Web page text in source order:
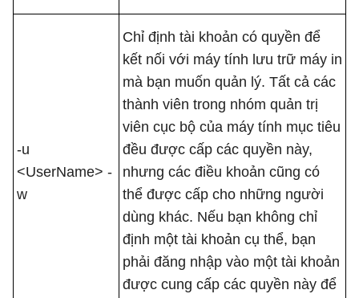
-u
<UserName> -
w
Chỉ định tài khoản có quyền để
kết nối với máy tính lưu trữ máy in
mà bạn muốn quản lý. Tất cả các
thành viên trong nhóm quản trị
viên cục bộ của máy tính mục tiêu
đều được cấp các quyền này,
nhưng các điều khoản cũng có
thể được cấp cho những người
dùng khác. Nếu bạn không chỉ
định một tài khoản cụ thể, bạn
phải đăng nhập vào một tài khoản
được cung cấp các quyền này để